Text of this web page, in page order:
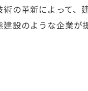
の役割
の革新によって、
設のような企業が